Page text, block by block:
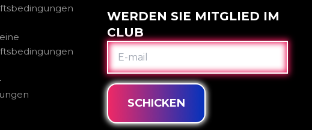
WERDEN SIE MITGLIED IM
CLUB
E-
MAIL
SCHICKEN